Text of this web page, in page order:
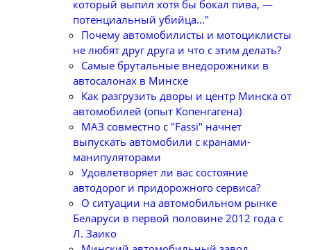
который выпил хотя бы бокал пива, —
потенциальный убийца..."
Почему автомобилисты и мотоциклисты
не любят друг друга и что с этим делать?
Самые брутальные внедорожники в
автосалонах в Минске
Как разгрузить дворы и центр Минска от
автомобилей (опыт Копенгагена)
МАЗ совместно с "Fassi" начнет
выпускать автомобили с кранами-
манипуляторами
Удовлетворяет ли вас состояние
автодорог и придорожного сервиса?
О ситуации на автомобильном рынке
Беларуси в первой половине 2012 года с
Л. Заико